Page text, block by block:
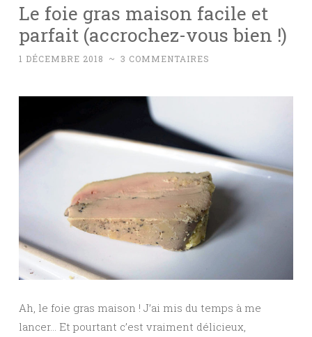
Le foie gras maison facile et
parfait (accrochez-vous bien !)
1 DÉCEMBRE 2018 ~ 3 COMMENTAIRES
Ah, le foie gras maison ! J’ai mis du temps à me
lancer… Et pourtant c’est vraiment délicieux,